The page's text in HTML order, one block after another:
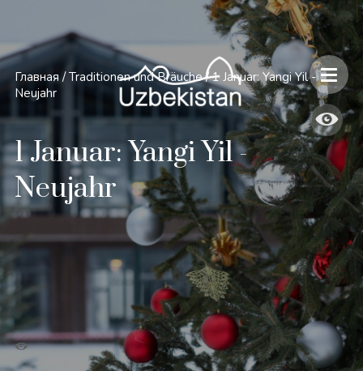
Главная / Traditionen und Bräuche / 1 Januar: Yangi Yil -
Neujahr
1 Januar: Yangi Yil -
Neujahr